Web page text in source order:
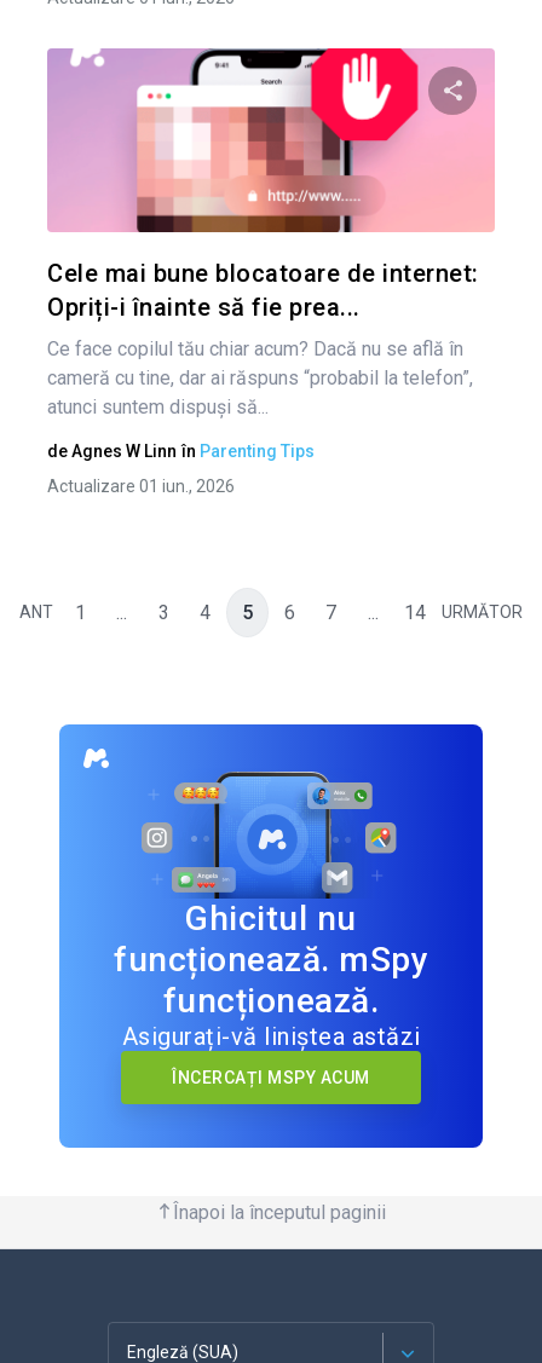
Cele mai bune blocatoare de internet:
Opriți-i înainte să fie prea...
Ce face copilul tău chiar acum? Dacă nu se află în
cameră cu tine, dar ai răspuns “probabil la telefon”,
atunci suntem dispuși să...
deAgnes W Linn în Parenting Tips
Actualizare 01 iun., 2026
ANT 1 ... 3 4 5 6 7 ... 14 URMĂTOR
Ghicitul nu
funcționează. mSpy
funcționează.
Asigurați-vă liniștea astăzi
ÎNCERCAȚI MSPY ACUM
Înapoi la începutul paginii
Engleză (SUA)